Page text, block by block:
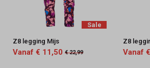
Sale
Z8 legging Mijs
Vanaf € 11,50 € 22,99
Z8
Vanaf